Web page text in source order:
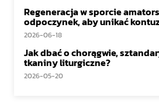
Regeneracja w sporcie
odpoczynek, aby unikać
2026-06-18
Jak dbać o chorągwie,
tkaniny liturgiczne?
2026-05-20